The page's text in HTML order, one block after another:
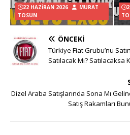
22 HAZIRAN 2026
MURAT
TOSUN
ÖNCEKI
Türkiye Fiat Grubu’nu
Satılacak Mı? Satılacaksa
Dizel Araba Satışlarında Sona Mı
Satış Rakamları